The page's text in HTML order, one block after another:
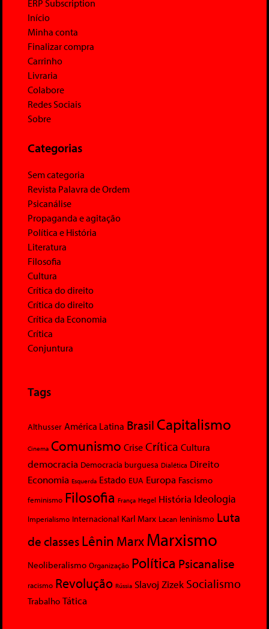
ERP Subscription
Início
Minha conta
Finalizar compra
Carrinho
Livraria
Colabore
Redes Sociais
Sobre
Categorias
Sem categoria
Revista Palavra de Ordem
Psicanálise
Propaganda e agitação
Política e História
Literatura
Filosofia
Cultura
Crítica do direito
Crítica do direito
Crítica da Economia
Crítica
Conjuntura
Tags
Althusser América Latina Brasil Capitalismo
Cinema Comunismo Crise Crítica Cultura
democracia Democracia burguesa Dialética Direito
Economia Esquerda Estado EUA Europa Fascismo
feminismo Filosofia França Hegel História Ideologia
Imperialismo Internacional Karl Marx Lacan leninismo Luta
de classesLênin MarxMarxismo
Neoliberalismo Organização Política Psicanalise
racismo Revolução Rússia Slavoj Zizek Socialismo
Trabalho Tática